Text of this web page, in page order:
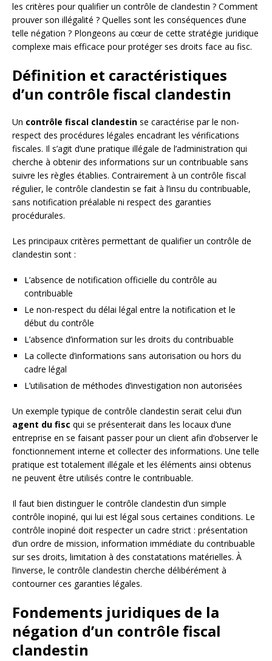
les critères pour qualifier un contrôle de clandestin ? Comment
prouver son illégalité ? Quelles sont les conséquences d’une
telle négation ? Plongeons au cœur de cette stratégie juridique
complexe mais efficace pour protéger ses droits face au fisc.
Définition et caractéristiques
d’un contrôle fiscal clandestin
Un contrôle fiscal clandestin se caractérise par le non-
respect des procédures légales encadrant les vérifications
fiscales. Il s’agit d’une pratique illégale de l’administration qui
cherche à obtenir des informations sur un contribuable sans
suivre les règles établies. Contrairement à un contrôle fiscal
régulier, le contrôle clandestin se fait à l’insu du contribuable,
sans notification préalable ni respect des garanties
procédurales.
Les principaux critères permettant de qualifier un contrôle de
clandestin sont :
L’absence de notification officielle du contrôle au
contribuable
Le non-respect du délai légal entre la notification et le
début du contrôle
L’absence d’information sur les droits du contribuable
La collecte d’informations sans autorisation ou hors du
cadre légal
L’utilisation de méthodes d’investigation non autorisées
Un exemple typique de contrôle clandestin serait celui d’un
agent du fisc qui se présenterait dans les locaux d’une
entreprise en se faisant passer pour un client afin d’observer le
fonctionnement interne et collecter des informations. Une telle
pratique est totalement illégale et les éléments ainsi obtenus
ne peuvent être utilisés contre le contribuable.
Il faut bien distinguer le contrôle clandestin d’un simple
contrôle inopiné, qui lui est légal sous certaines conditions. Le
contrôle inopiné doit respecter un cadre strict : présentation
d’un ordre de mission, information immédiate du contribuable
sur ses droits, limitation à des constatations matérielles. À
l’inverse, le contrôle clandestin cherche délibérément à
contourner ces garanties légales.
Fondements juridiques de la
négation d’un contrôle fiscal
clandestin